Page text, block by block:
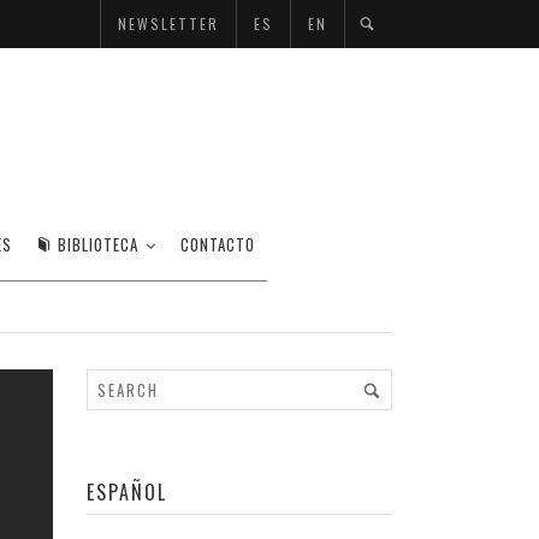
NEWSLETTER ES EN
BIBLIOTECA CONTACTO
ESPAÑOL